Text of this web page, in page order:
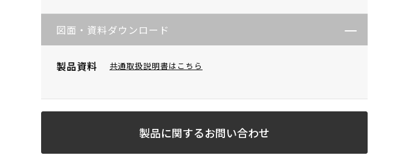
図面・資料ダウンロード
製品資料 共通取扱説明書はこちら
製品に関するお問い合わせ